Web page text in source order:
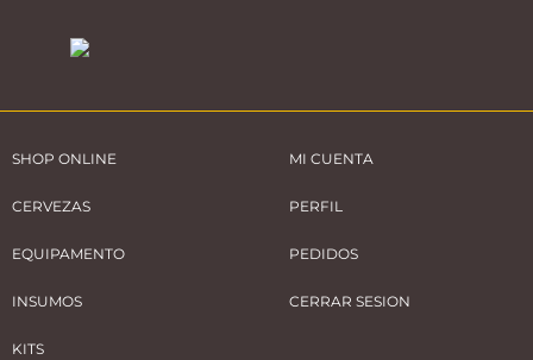
SHOP ONLINE
CERVEZAS
EQUIPAMENTO
INSUMOS
KITS
MI CUENTA
PERFIL
PEDIDOS
CERRAR SESION